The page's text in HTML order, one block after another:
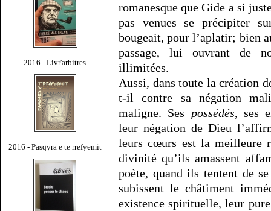
2016 - Livr'arbitres
2016 - Pasqyra e te rrefyemit
romanesque que Gide a si
pas venues se précipiter
bougeait, pour l’aplatir; bien
passage, lui ouvrant de
illimitées.
Aussi, dans toute la création
t-il contre sa négation
maligne. Ses possédés, ses
leur négation de Dieu
leurs cœurs est la meilleure
divinité qu’ils amassent
poète, quand ils tentent de
subissent le châtiment
existence spirituelle, leur